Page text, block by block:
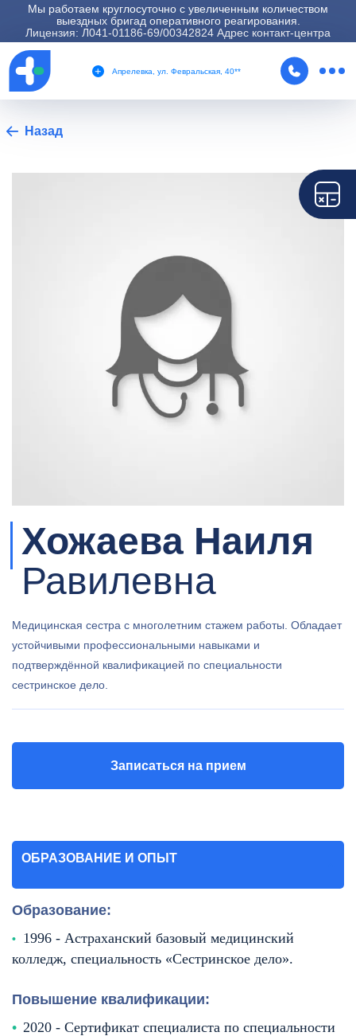
Мы работаем круглосуточно с увеличенным количеством
выездных бригад оперативного реагирования.
Лицензия: Л041-01186-69/00342824 Адрес контакт-центра
Апрелевка, ул. Февральская, 40**
Назад
Хожаева Наиля
Равилевна
Медицинская сестра с многолетним стажем работы. Обладает
устойчивыми профессиональными навыками и
подтверждённой квалификацией по специальности
сестринское дело.
Записаться на прием
ОБРАЗОВАНИЕ И ОПЫТ
Образование:
1996 - Астраханский базовый медицинский
колледж, специальность «Сестринское дело».
Повышение квалификации:
2020 - Сертификат специалиста по специальности